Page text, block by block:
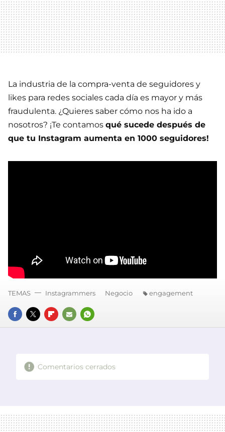
La industria de la compra-venta de seguidores y
likes para redes sociales cada día es mayor y más
fraudulenta. ¿Quieres saber cómo nos ha ido a
nosotros? ¡Te contamos qué sucede después de
que tu Instagram aumenta en 1000 seguidores!
FACEBOOK
TWITTERFLIPBOARD
E-
WHATSAPP
TEMAS Instagrammers Negocio engagement
Comentarios cerrados